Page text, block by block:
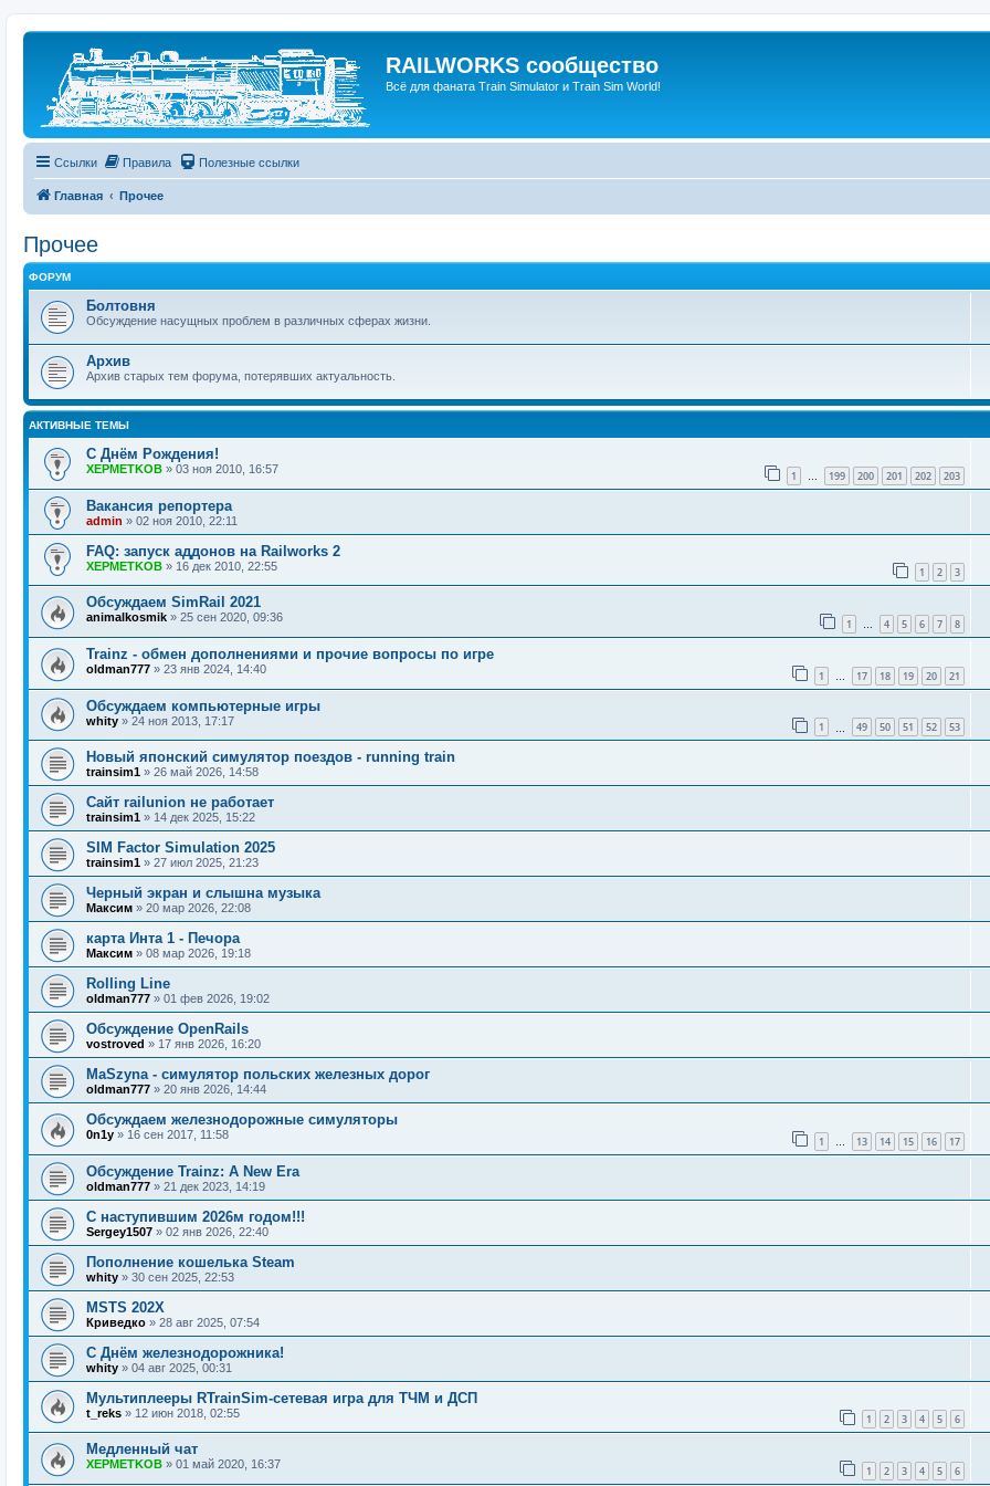
RAILWORKS сообщество
Всё для фаната Train Simulator и Train Sim World!
Ссылки Правила Полезные ссылки
Главная Прочее
Прочее
ФОРУМ
Болтовня
Обсуждение насущных проблем в различных сферах жизни.
Архив
Архив старых тем форума, потерявших актуальность.
АКТИВНЫЕ ТЕМЫ
C Днём Рождения!
XEPMETKOB » 03 ноя 2010, 16:57 1 … 199 200 201 202 203
Вакансия репортера
admin » 02 ноя 2010, 22:11
FAQ: запуск аддонов на Railworks 2
XEPMETKOB » 16 дек 2010, 22:55 1 2 3
Обсуждаем SimRail 2021
animalkosmik » 25 сен 2020, 09:36 1 … 4 5 6 7 8
Trainz - обмен дополнениями и прочие вопросы по игре
oldman777 » 23 янв 2024, 14:40 1 … 17 18 19 20 21
Обсуждаем компьютерные игры
whity » 24 ноя 2013, 17:17 1 49 50 51 52 53
Новый японский симулятор поездов - running train
trainsim1 » 26 май 2026, 14:58
Сайт railunion не работает
trainsim1 » 14 дек 2025, 15:22
SIM Factor Simulation 2025
trainsim1 » 27 июл 2025, 21:23
Черный экран и слышна музыка
Максим » 20 мар 2026, 22:08
карта Инта 1 - Печора
Максим » 08 мар 2026, 19:18
Rolling Line
oldman777 » 01 фев 2026, 19:02
Обсуждение OpenRails
vostroved » 17 янв 2026, 16:20
MaSzyna - симулятор польских железных дорог
oldman777 » 20 янв 2026, 14:44
Обсуждаем железнодорожные симуляторы
0n1y » 16 сен 2017, 11:58 1 … 13 14 15 16 17
Обсуждение Trainz: A New Era
oldman777 » 21 дек 2023, 14:19
С наступившим 2026м годом!!!
Sergey1507 » 02 янв 2026, 22:40
Пополнение кошелька Steam
whity » 30 сен 2025, 22:53
MSTS 202X
Криведко » 28 авг 2025, 07:54
С Днём железнодорожника!
whity » 04 авг 2025, 00:31
Мультиплееры RTrainSim-сетевая игра для ТЧМ и ДСП
t_reks » 12 июн 2018, 02:55 1 2 3 4 5 6
Медленный чат
XEPMETKOB » 01 май 2020, 16:37 1 2 3 4 5 6